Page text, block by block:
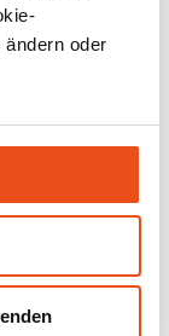
ändern oder